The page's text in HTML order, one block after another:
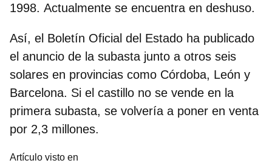
1998. Actualmente se encuentra en deshuso.
Así, el Boletín Oficial del Estado ha publicado
el anuncio de la subasta junto a otros seis
solares en provincias como Córdoba, León y
Barcelona. Si el castillo no se vende en la
primera subasta, se volvería a poner en venta
por 2,3 millones.
Artículo visto en